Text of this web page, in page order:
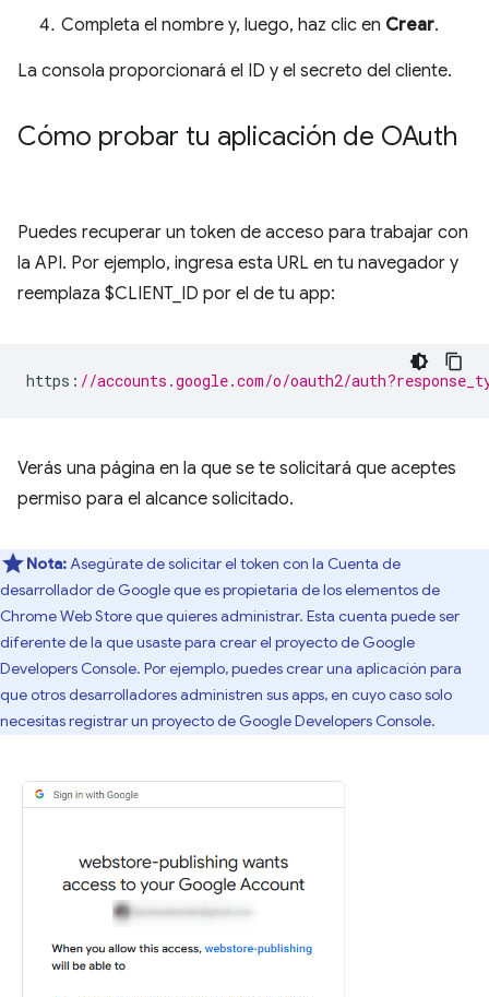
Completa el nombre y, luego, haz clic en Crear.
La consola proporcionará el ID y el secreto del cliente.
Cómo probar tu aplicación de OAuth
Puedes recuperar un token de acceso para trabajar con
la API. Por ejemplo, ingresa esta URL en tu navegador y
reemplaza $CLIENT_ID por el de tu app:
https : //accounts.google.com/o/oauth2/
Verás una página en la que se te solicitará que aceptes
permiso para el alcance solicitado.
Nota:Asegúrate de solicitar el token con la Cuenta de
desarrollador de Google que es propietaria de los elementos de
Chrome Web Store que quieres administrar. Esta cuenta puede ser
diferente de la que usaste para crear el proyecto de Google
Developers Console. Por ejemplo, puedes crear una aplicación para
que otros desarrolladores administren sus apps, en cuyo caso solo
necesitas registrar un proyecto de Google Developers Console.